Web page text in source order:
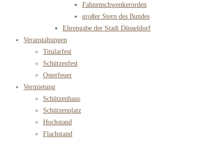
Fahnenschwenkerorden
großer Stern des Bundes
Ehrengabe der Stadt Düsseldorf
Veranstaltungen
Titularfest
Schützenfest
Osterfeuer
Vermietung
Schützenhaus
Schützenplatz
Hochstand
Flachstand